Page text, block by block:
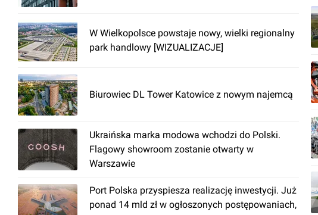
W Wielkopolsce powstaje nowy, wielki regionalny
park handlowy [WIZUALIZACJE]
Biurowiec DL Tower Katowice z nowym najemcą
Ukraińska marka modowa wchodzi do Polski.
Flagowy showroom zostanie otwarty w
Warszawie
Port Polska przyspiesza realizację inwestycji. Już
ponad 14 mld zł w ogłoszonych postępowaniach,